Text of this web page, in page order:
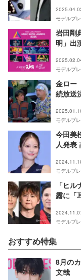
モデルプ
岩田剛
明」出
モデルプ
金ロー
続放送
モデルプ
今田美
人発表
モデルプ
「ヒ
露に「
モデルプ
おすすめ特集
8月の
文哉